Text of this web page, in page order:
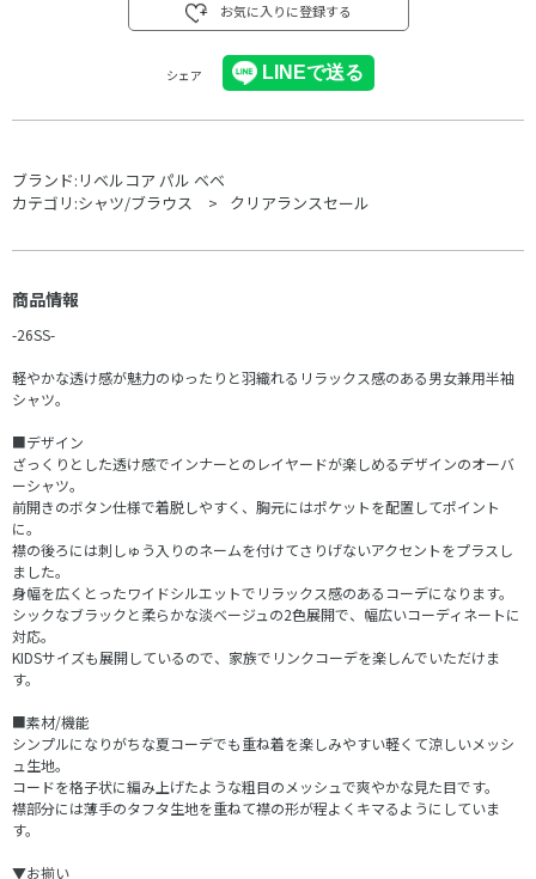
お気に入りに登録する
シェア
ブランド: リベルコア パル ベベ
カテゴリ:シャツ/ブラウス クリアランスセール
商品情報
-26SS-
軽やかな透け感が魅力のゆったりと羽織れるリラックス感のある男女兼用半袖
シャツ。
■デザイン
ざっくりとした透け感でインナーとのレイヤードが楽しめるデザインのオーバ
ーシャツ。
前開きのボタン仕様で着脱しやすく、胸元にはポケットを配置してポイント
に。
襟の後ろには刺しゅう入りのネームを付けてさりげないアクセントをプラスし
ました。
身幅を広くとったワイドシルエットでリラックス感のあるコーデになります。
シックなブラックと柔らかな淡ベージュの2色展開で、幅広いコーディネートに
対応。
KIDSサイズも展開しているので、家族でリンクコーデを楽しんでいただけま
す。
■素材/機能
シンプルになりがちな夏コーデでも重ね着を楽しみやすい軽くて涼しいメッシ
ュ生地。
コードを格子状に編み上げたような粗目のメッシュで爽やかな見た目です。
襟部分には薄手のタフタ生地を重ねて襟の形が程よくキマるようにしていま
す。
▼お揃い